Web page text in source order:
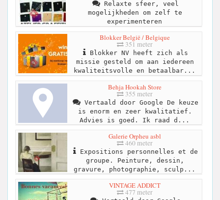
Relaxte sfeer, veel
mogelijkheden om zelf te
experimenteren
Blokker België / Belgique
351 meter
Blokker NV heeft zich als
missie gesteld om aan iedereen
kwaliteitsvolle en betaalbar...
Behja Hookah Store
355 meter
Vertaald door Google De keuze
is enorm en zeer kwalitatief.
Advies is goed. Ik raad d...
Galerie Orpheu asbl
460 meter
Expositions personnelles et de
groupe. Peinture, dessin,
gravure, photographie, sculp...
VINTAGE ADDICT
477 meter